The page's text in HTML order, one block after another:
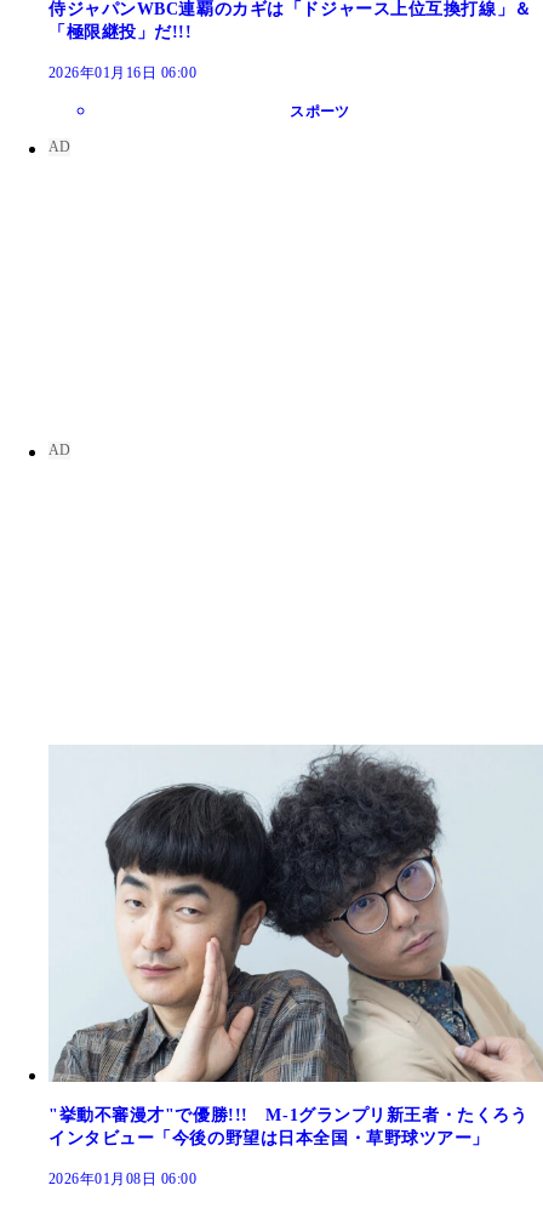
侍ジャパンWBC連覇のカギは「ドジャース上位互換打線」＆
「極限継投」だ!!!
2026年01月16日 06:00
スポーツ
"挙動不審漫才"で優勝!!! M-1グランプリ新王者・たくろう
インタビュー「今後の野望は日本全国・草野球ツアー」
2026年01月08日 06:00